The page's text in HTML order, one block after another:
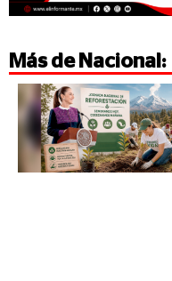
Más de Nacional :